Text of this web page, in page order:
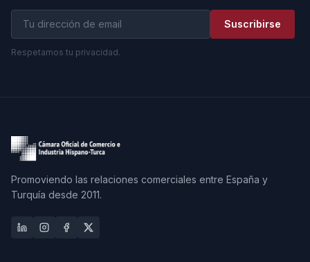
Suscribirse
Respetamos tu privacidad.
Promoviendo las relaciones comerciales entre España y
Turquía desde 2011.